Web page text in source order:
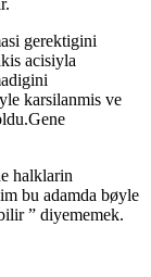
gerektigini
acisiyla
karsilanmis ve
halklarin
bu adamda bøyle
” diyememek.